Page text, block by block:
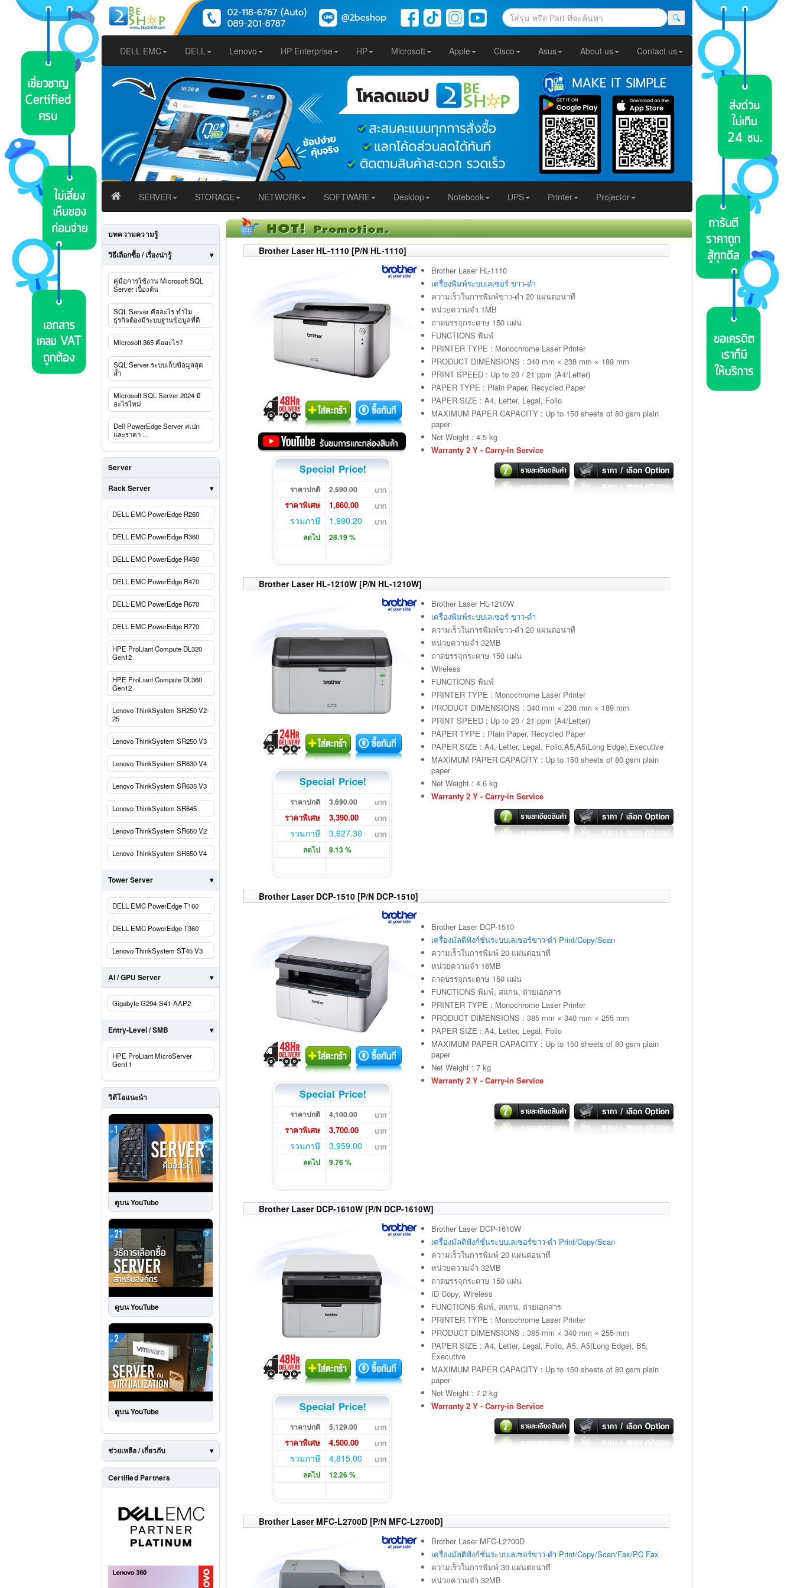
🔍
DELL EMC DELL Lenovo HP Enterprise HP Microsoft Apple Cisco Asus About us Contact us
SERVER STORAGE NETWORK SOFTWARE Desktop Notebook UPS Printer Projector
บทความความรู้
วิธีเลือกซื้อ / เรื่องน่ารู้
คู่มือการใช้งาน Microsoft SQL
Server เบื้องต้น
SQL Server คืออะไร ทำไม
ธุรกิจต้องมีระบบฐานข้อมูลที่ดี
Microsoft 365 คืออะไร?
SQL Server ระบบเก็บข้อมูลสุด
ล้ำ
Microsoft SQL Server 2024 มี
อะไรใหม่
Dell PowerEdge Server สเปก
และราคา ...
Server
Rack Server
DELL EMC PowerEdge R260
DELL EMC PowerEdge R360
DELL EMC PowerEdge R450
DELL EMC PowerEdge R470
DELL EMC PowerEdge R670
DELL EMC PowerEdge R770
HPE ProLiant Compute DL320
Gen12
HPE ProLiant Compute DL360
Gen12
Lenovo ThinkSystem SR250 V2-
25
Lenovo ThinkSystem SR250 V3
Lenovo ThinkSystem SR630 V4
Lenovo ThinkSystem SR635 V3
Lenovo ThinkSystem SR645
Lenovo ThinkSystem SR650 V2
Lenovo ThinkSystem SR650 V4
Tower Server
DELL EMC PowerEdge T160
DELL EMC PowerEdge T360
Lenovo ThinkSystem ST45 V3
AI / GPU Server
Gigabyte G294-S41-AAP2
Entry-Level / SMB
HPE ProLiant MicroServer
Gen11
วิดีโอแนะนำ
ดูบน YouTube
ดูบน YouTube
ดูบน YouTube
ช่วยเหลือ / เกี่ยวกับ
Certified Partners
Brother Laser HL-1110 [P/N HL-1110]
ราคาปกติ 2,590.00
ราคาพิเศษ 1,860.00
รวมภาษี 1,990.20
ลดไป 28.19 %
Brother Laser HL-1110
เครื่องพิมพ์ระบบเลเซอร์ ขาว-ดำ
ความเร็วในการพิมพ์ขาว-ดำ 20 แผ่นต่อนาที
หน่วยความจำ 1MB
ถาดบรรจุกระดาษ 150 แผ่น
FUNCTIONS พิมพ์
PRINTER TYPE : Monochrome Laser Printer
PRODUCT DIMENSIONS : 340 mm × 238 mm × 189 mm
PRINT SPEED : Up to 20 / 21 ppm (A4/Letter)
PAPER TYPE : Plain Paper, Recycled Paper
PAPER SIZE : A4, Letter, Legal, Folio
MAXIMUM PAPER CAPACITY : Up to 150 sheets of 80 gsm plain
paper
Net Weight : 4.5 kg
Warranty 2 Y - Carry-in Service
Brother Laser HL-1210W [P/N HL-1210W]
ราคาปกติ 3,690.00
ราคาพิเศษ 3,390.00
รวมภาษี 3,627.30
ลดไป 8.13 %
Brother Laser HL-1210W
เครื่องพิมพ์ระบบเลเซอร์ ขาว-ดำ
ความเร็วในการพิมพ์ขาว-ดำ 20 แผ่นต่อนาที
หน่วยความจำ 32MB
ถาดบรรจุกระดาษ 150 แผ่น
Wireless
FUNCTIONS พิมพ์
PRINTER TYPE : Monochrome Laser Printer
PRODUCT DIMENSIONS : 340 mm × 238 mm × 189 mm
PRINT SPEED : Up to 20 / 21 ppm (A4/Letter)
PAPER TYPE : Plain Paper, Recycled Paper
PAPER SIZE : A4, Letter, Legal, Folio,A5,A5(Long Edge),Executive
MAXIMUM PAPER CAPACITY : Up to 150 sheets of 80 gsm plain
paper
Net Weight : 4.6 kg
Warranty 2 Y - Carry-in Service
Brother Laser DCP-1510 [P/N DCP-1510]
ราคาปกติ 4,100.00
ราคาพิเศษ 3,700.00
รวมภาษี 3,959.00
ลดไป 9.76 %
Brother Laser DCP-1510
เครื่องมัลติฟังก์ชั่นระบบเลเซอร์ขาว-ดำ Print/Copy/Scan
ความเร็วในการพิมพ์ 20 แผ่นต่อนาที
หน่วยความจำ 16MB
ถาดบรรจุกระดาษ 150 แผ่น
FUNCTIONS พิมพ์, สแกน, ถ่ายเอกสาร
PRINTER TYPE : Monochrome Laser Printer
PRODUCT DIMENSIONS : 385 mm × 340 mm × 255 mm
PAPER SIZE : A4, Letter, Legal, Folio
MAXIMUM PAPER CAPACITY : Up to 150 sheets of 80 gsm plain
paper
Net Weight : 7 kg
Warranty 2 Y - Carry-in Service
Brother Laser DCP-1610W [P/N DCP-1610W]
ราคาปกติ 5,129.00
ราคาพิเศษ 4,500.00
รวมภาษี 4,815.00
ลดไป 12.26 %
Brother Laser DCP-1610W
เครื่องมัลติฟังก์ชั่นระบบเลเซอร์ขาว-ดำ Print/Copy/Scan
ความเร็วในการพิมพ์ 20 แผ่นต่อนาที
หน่วยความจำ 32MB
ถาดบรรจุกระดาษ 150 แผ่น
ID Copy, Wireless
FUNCTIONS พิมพ์, สแกน, ถ่ายเอกสาร
PRINTER TYPE : Monochrome Laser Printer
PRODUCT DIMENSIONS : 385 mm × 340 mm × 255 mm
PAPER SIZE : A4, Letter, Legal, Folio, A5, A5(Long Edge), B5,
Executive
MAXIMUM PAPER CAPACITY : Up to 150 sheets of 80 gsm plain
paper
Net Weight : 7.2 kg
Warranty 2 Y - Carry-in Service
Brother Laser MFC-L2700D [P/N MFC-L2700D]
Brother Laser MFC-L2700D
เครื่องมัลติฟังก์ชั่นระบบเลเซอร์ขาว-ดำ Print/Copy/Scan/Fax/PC Fax
ความเร็วในการพิมพ์ 30 แผ่นต่อนาที
หน่วยความจำ 32MB